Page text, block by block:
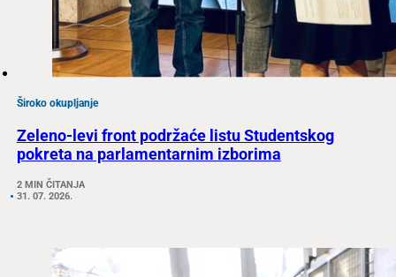
Široko okupljanje
Zeleno-levi front podržaće listu Studentskog
pokreta na parlamentarnim izborima
2 MIN ČITANJA
31. 07. 2026.